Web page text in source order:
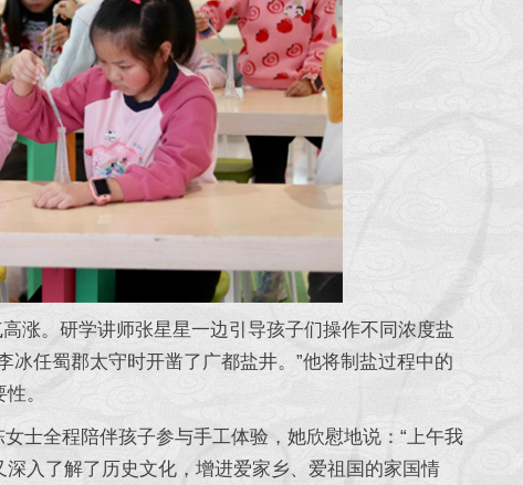
。研学讲师张星星一边引导孩子们操作不同浓度盐
任蜀郡太守时开凿了广都盐井。”他将制盐过程中的
。
士全程陪伴孩子参与手工体验，她欣慰地说：“上午我
入了解了历史文化，增进爱家乡、爱祖国的家国情